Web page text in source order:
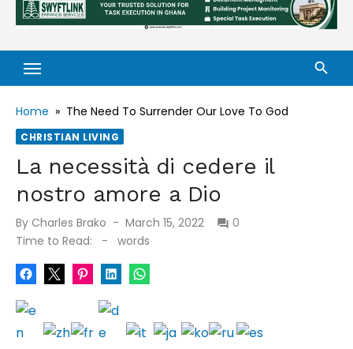
Home » The Need To Surrender Our Love To God
CHRISTIAN LIVING
La necessità di cedere il
nostro amore a Dio
By Charles Brako
Posted
on
March 15, 2022
0
Time to Read:
- words